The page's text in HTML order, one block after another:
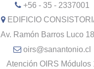
+56 - 35 - 2337001
EDIFICIO
Av. Ramón Barros Luco
oirs@sanantonio.cl
Atención OIRS Módulos